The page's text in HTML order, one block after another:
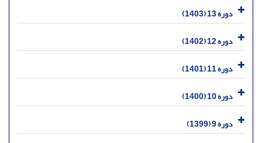
دوره 13 (1403)
دوره 12 (1402)
دوره 11 (1401)
دوره 10 (1400)
دوره 9 (1399)